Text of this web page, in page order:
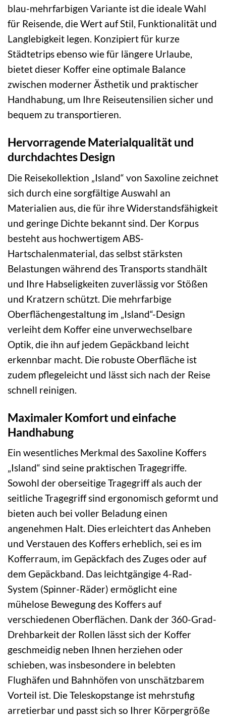
blau-mehrfarbigen Variante ist die ideale Wahl
für Reisende, die Wert auf Stil, Funktionalität und
Langlebigkeit legen. Konzipiert für kurze
Städtetrips ebenso wie für längere Urlaube,
bietet dieser Koffer eine optimale Balance
zwischen moderner Ästhetik und praktischer
Handhabung, um Ihre Reiseutensilien sicher und
bequem zu transportieren.
Hervorragende Materialqualität und
durchdachtes Design
Die Reisekollektion „Island“ von Saxoline zeichnet
sich durch eine sorgfältige Auswahl an
Materialien aus, die für ihre Widerstandsfähigkeit
und geringe Dichte bekannt sind. Der Korpus
besteht aus hochwertigem ABS-
Hartschalenmaterial, das selbst stärksten
Belastungen während des Transports standhält
und Ihre Habseligkeiten zuverlässig vor Stößen
und Kratzern schützt. Die mehrfarbige
Oberflächengestaltung im „Island“-Design
verleiht dem Koffer eine unverwechselbare
Optik, die ihn auf jedem Gepäckband leicht
erkennbar macht. Die robuste Oberfläche ist
zudem pflegeleicht und lässt sich nach der Reise
schnell reinigen.
Maximaler Komfort und einfache
Handhabung
Ein wesentliches Merkmal des Saxoline Koffers
„Island“ sind seine praktischen Tragegriffe.
Sowohl der oberseitige Tragegriff als auch der
seitliche Tragegriff sind ergonomisch geformt und
bieten auch bei voller Beladung einen
angenehmen Halt. Dies erleichtert das Anheben
und Verstauen des Koffers erheblich, sei es im
Kofferraum, im Gepäckfach des Zuges oder auf
dem Gepäckband. Das leichtgängige 4-Rad-
System (Spinner-Räder) ermöglicht eine
mühelose Bewegung des Koffers auf
verschiedenen Oberflächen. Dank der 360-Grad-
Drehbarkeit der Rollen lässt sich der Koffer
geschmeidig neben Ihnen herziehen oder
schieben, was insbesondere in belebten
Flughäfen und Bahnhöfen von unschätzbarem
Vorteil ist. Die Teleskopstange ist mehrstufig
arretierbar und passt sich so Ihrer Körpergröße